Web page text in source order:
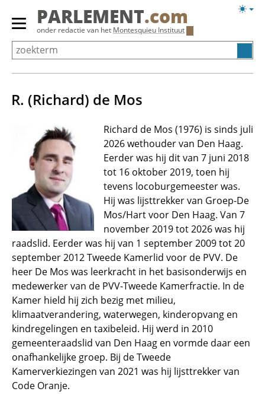
Overslaan
Primair
menu
tonen/verbergen
PARLEMENT.com
onder redactie van het Montesquieu Instituut
R. (Richard) de Mos
Richard de Mos (1976) is sinds juli
2026 wethouder van Den Haag.
Eerder was hij dit van 7 juni 2018
tot 16 oktober 2019, toen hij
tevens locoburgemeester was.
Hij was lijsttrekker van Groep-De
Mos/Hart voor Den Haag. Van 7
november 2019 tot 2026 was hij
raadslid. Eerder was hij van 1 september 2009 tot 20
september 2012 Tweede Kamerlid voor de PVV. De
heer De Mos was leerkracht in het basisonderwijs en
medewerker van de PVV-Tweede Kamerfractie. In de
Kamer hield hij zich bezig met milieu,
klimaatverandering, waterwegen, kinderopvang en
kindregelingen en taxibeleid. Hij werd in 2010
gemeenteraadslid van Den Haag en vormde daar een
onafhankelijke groep. Bij de Tweede
Kamerverkiezingen van 2021 was hij lijsttrekker van
Code Oranje.